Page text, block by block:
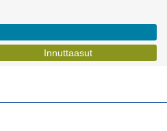
Innuttaasut